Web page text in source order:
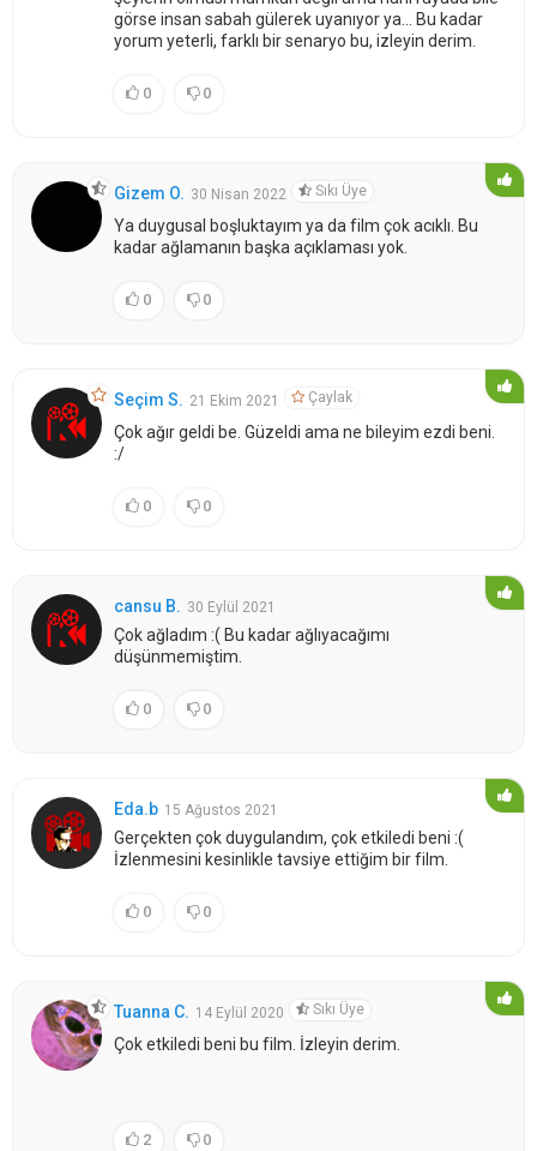
görse insan sabah gülerek uyanıyor ya... Bu kadar
yorum yeterli, farklı bir senaryo bu, izleyin derim.
0 0
Gizem O. 30 Nisan 2022 Sıkı Üye
Ya duygusal boşluktayım ya da film çok acıklı. Bu
kadar ağlamanın başka açıklaması yok.
0 0
Seçim S. 21 Ekim 2021 Çaylak
Çok ağır geldi be. Güzeldi ama ne bileyim ezdi beni.
:/
0 0
cansu B. 30 Eylül 2021
Çok ağladım :( Bu kadar ağlıyacağımı
düşünmemiştim.
0 0
Eda.b 15 Ağustos 2021
Gerçekten çok duygulandım, çok etkiledi beni :(
İzlenmesini kesinlikle tavsiye ettiğim bir film.
0 0
Tuanna C. 14 Eylül 2020 Sıkı Üye
Çok etkiledi beni bu film. İzleyin derim.
2 0